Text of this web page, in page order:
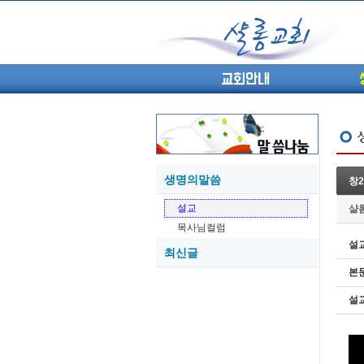
교회안내
생명의말씀
설교
목사님컬럼
최신글
05-26 (
05-20 (
05-20 (
05-18 (
창
샬
설
본
설